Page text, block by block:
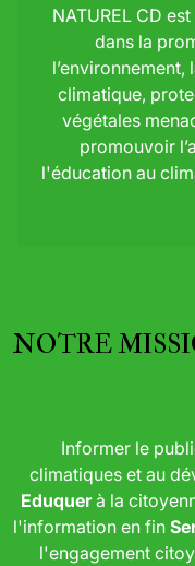
NATUREL CD
dans la
climatique,
végétales
promouvoir
l'éducation au
NOTRE
Informer le
climatiques et au
Eduquerà la
l'information en fin
l'engagement